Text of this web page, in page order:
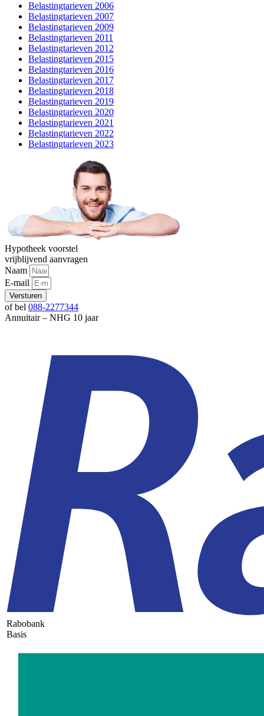
Belastingtarieven 2006
Belastingtarieven 2007
Belastingtarieven 2009
Belastingtarieven 2011
Belastingtarieven 2012
Belastingtarieven 2015
Belastingtarieven 2016
Belastingtarieven 2017
Belastingtarieven 2018
Belastingtarieven 2019
Belastingtarieven 2020
Belastingtarieven 2021
Belastingtarieven 2022
Belastingtarieven 2023
Hypotheek voorstel
vrijblijvend aanvragen
Naam
E-mail
Versturen
of bel 088-2277344
Annuitair – NHG 10 jaar
Rabobank
Basis